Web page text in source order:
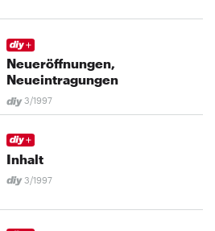
Neueröffnungen,
Neueintragungen
3/1997
Inhalt
3/1997